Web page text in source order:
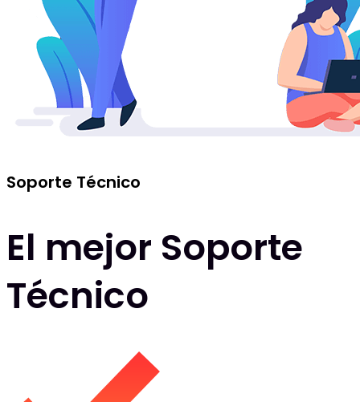
Soporte Técnico
El mejor Soporte
Técnico